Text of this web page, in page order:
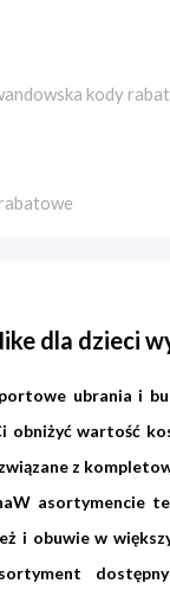
kody
dla dzieci
ubrania i
obniżyć wartość
z
asortymencie
i obuwie w